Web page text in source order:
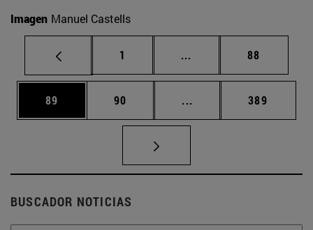
Imagen Manuel Castells
Página
1 ... Páginas intermedias
Página
88
Página
89 Página
90 ... Páginas intermedias
Página
389
BUSCADOR NOTICIAS